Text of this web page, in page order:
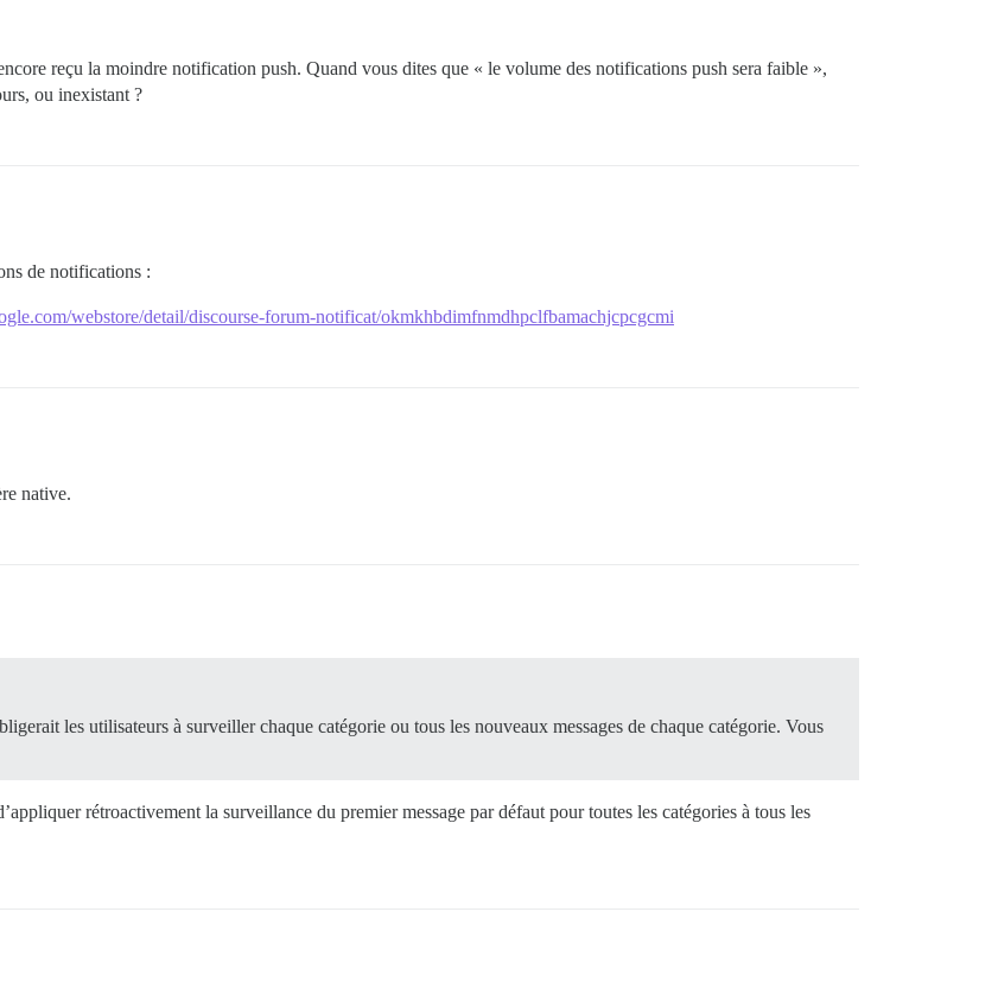
reçu la moindre notification push. Quand vous dites que « le volume des notifications push sera faible »,
ou inexistant ?
de notifications :
webstore/detail/discourse-forum-notificat/okmkhbdimfnmdhpclfbamachjcpcgcmi
native.
les utilisateurs à surveiller chaque catégorie ou tous les nouveaux messages de chaque catégorie. Vous
rétroactivement la surveillance du premier message par défaut pour toutes les catégories à tous les